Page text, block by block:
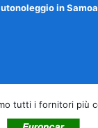
in
tutti i fornitori più